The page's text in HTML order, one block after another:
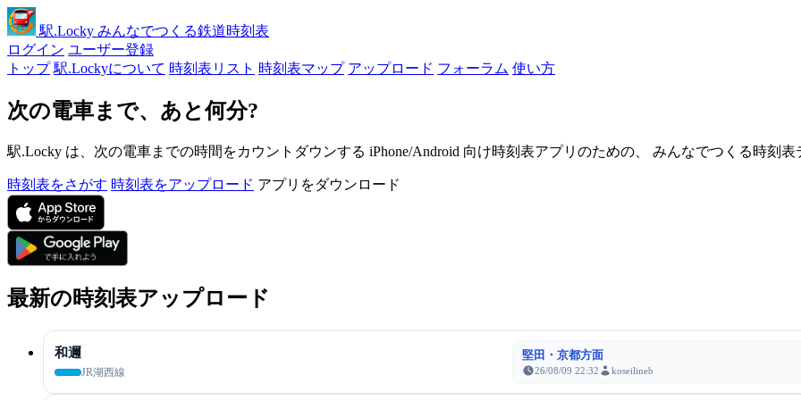
駅.Locky みんなでつくる鉄道時刻表
ログイン ユーザー登録
トップ 駅.Lockyについて 時刻表リスト 時刻表マップ アップロード フォーラム 使い方
次の電車まで、あと何分?
駅.Locky は、次の電車までの時間をカウントダウンする iPhone/Android 向け時刻表アプリのための、 みんなでつくる時刻表
時刻表をさがす 時刻表をアップロード アプリをダウンロード
最新の時刻表アップロード
和邇
JR湖西線
堅田・京都方面
26/08/09 22:32 koseilineb